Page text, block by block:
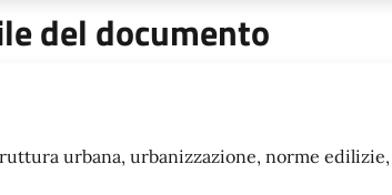
del documento
urbana, urbanizzazione, norme edilizie,